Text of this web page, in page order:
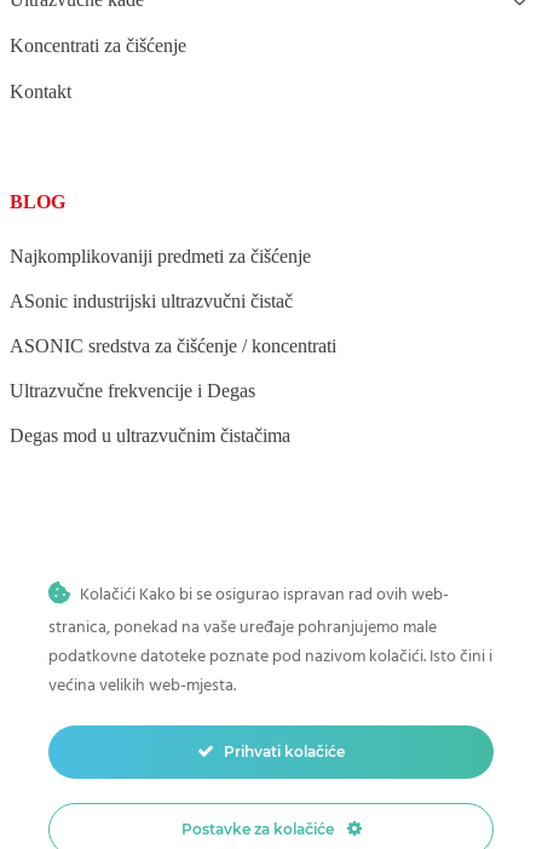
Koncentrati za čišćenje
Kontakt
BLOG
Najkomplikovaniji predmeti za čišćenje
ASonic industrijski ultrazvučni čistač
ASONIC sredstva za čišćenje / koncentrati
Ultrazvučne frekvencije i Degas
Degas mod u ultrazvučnim čistačima
Ultrazvučno čišćenje stomatoloških instrumenata
Ultrazvučno čišćenje povrća i voća
Ultrazvučno čišćenje četkica za šminku
Kako očistiti dječje igračke u ultrazvučnom čistaču
Ultrazvučno čišćenje u auto-moto industriji
Kolačići Kako bi se osigurao ispravan rad ovih web-
stranica, ponekad na vaše uređaje pohranjujemo male
podatkovne datoteke poznate pod nazivom kolačići. Isto čini i
većina velikih web-mjesta.
Prihvati kolačiće
Postavke za kolačiće